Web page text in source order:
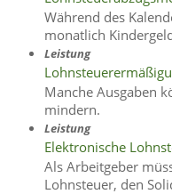
Während des
monatlich
Leistung
Manche Ausgaben
mindern.
Leistung
Elektronische
Als Arbeitgeber
Lohnsteuer, den